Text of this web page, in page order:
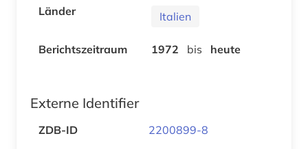
Länder Italien
Berichtszeitraum 1972 bis heute
Externe Identifier
ZDB-ID 2200899-8